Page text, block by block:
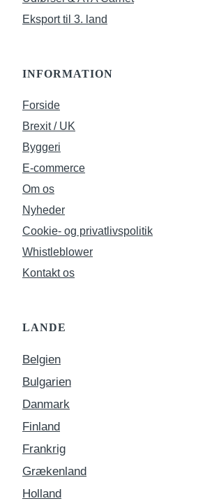
Eksport til 3. land
INFORMATION
Forside
Brexit / UK
Byggeri
E-commerce
Om os
Nyheder
Cookie- og privatlivspolitik
Whistleblower
Kontakt os
LANDE
Belgien
Bulgarien
Danmark
Finland
Frankrig
Grækenland
Holland